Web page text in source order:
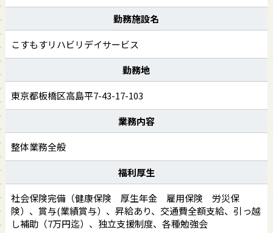
勤務施設名
こすもすリハビリデイサービス
勤務地
東京都板橋区高島平7-43-17-103
業務内容
整体業務全般
福利厚生
社会保険完備（健康保険 厚生年金 雇用保険 労災保
険）、賞与(業績賞与）、昇給あり、交通費全額支給、引っ越
し補助（7万円迄）、独立支援制度、各種勉強会